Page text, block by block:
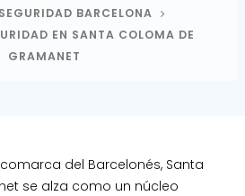
BARCELONA
EN SANTA COLOMA DE
GRAMANET
del Barcelonés, Santa
se alza como un núcleo